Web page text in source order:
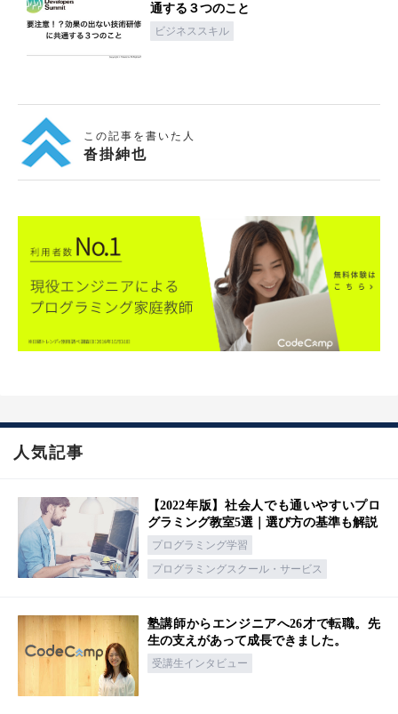
通する３つのこと
ビジネススキル
この記事を書いた人
沓掛紳也
人気記事
【2022年版】社会人でも通いやすいプロ
グラミング教室5選｜選び方の基準も解説
プログラミング学習
プログラミングスクール・サービス
塾講師からエンジニアへ26才で転職。先
生の支えがあって成長できました。
受講生インタビュー